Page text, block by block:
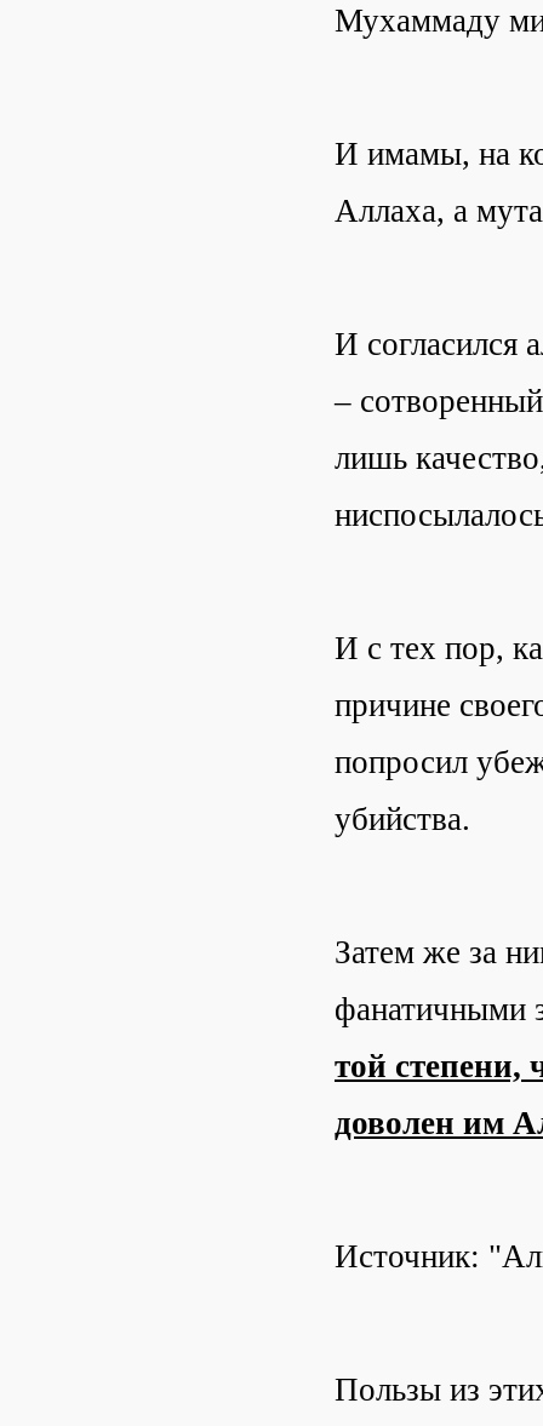
Мухаммаду
И имамы, на
Аллаха, а
И согласился
–
лишь
И с тех пор,
причине
попросил
убийства.
Затем же за
фанатичными
той
доволен им
Источник:
Пользы из